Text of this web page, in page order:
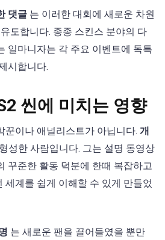
댓글 는 이러한 대회에 새로운 차원
도합니다. 종종 스킨스 분야의 다
일마니자는 각 주요 이벤트에 독특
시합니다.
씬에 미치는 영향
꾼이나 애널리스트가 아닙니다. 개
성한 사람입니다. 그는 설명 동영상
꾸준한 활동 덕분에 한때 복잡하고
세계를 쉽게 이해할 수 있게 만들었
는 새로운 팬을 끌어들였을 뿐만